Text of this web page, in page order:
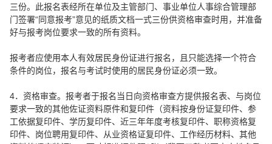
三份。此报名表经所在单位及主管部门、事业单位人事综合管理部
门签署“同意报考”意见的纸质文档一式三份供资格审查时用，并准备
好与报考岗位要求一致的所有资料。
报考者应使用本人有效居民身份证进行报名，且只能选择一个符合
条件的岗位，报名与考试时使用的居民身份证必须一致。
4．资格审查。报考者于报名当日向资格审查方提供报名表、与岗位
要求一致的其他佐证资料原件和复印件（资料按身份证复印件、参
工依据复印件、学历复印件、近三年年度考核复印件、职称资格复
印件、岗位聘用复印件、从业资格证复印件、工作经历材料、其他